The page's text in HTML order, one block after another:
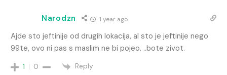
Narodzn 1 year ago
Ajde sto jeftinije od drugih lokacija, al sto je jeftinije nego
99te, ovo ni pas s maslim ne bi pojeo. ..bote zivot.
1 0 Reply